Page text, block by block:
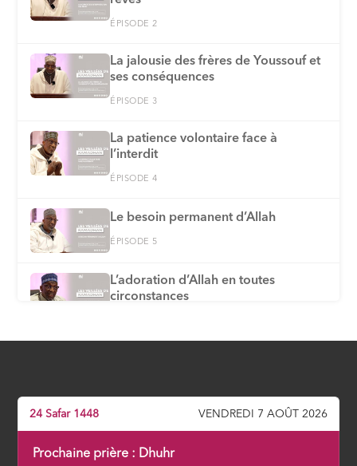
ÉPISODE 2
La jalousie des frères de Youssouf et
ses conséquences
ÉPISODE 3
La patience volontaire face à
l’interdit
ÉPISODE 4
Le besoin permanent d’Allah
ÉPISODE 5
L’adoration d’Allah en toutes
circonstances
ÉPISODE 8
24 Safar 1448 VENDREDI 7 AOÛT 2026
Prochaine prière : Dhuhr